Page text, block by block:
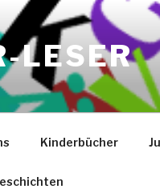
LESER
Kinderbücher